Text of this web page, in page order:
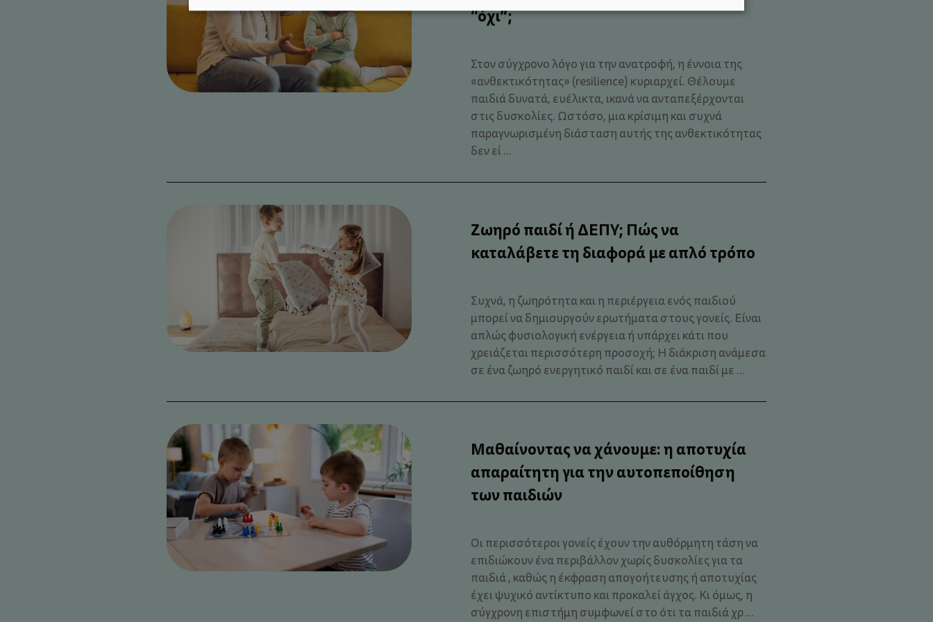
“όχι”;
Στον σύγχρονο λόγο για την ανατροφή, η έννοια της
«ανθεκτικότητας» (resilience) κυριαρχεί. Θέλουμε
παιδιά δυνατά, ευέλικτα, ικανά να ανταπεξέρχονται
στις δυσκολίες. Ωστόσο, μια κρίσιμη και συχνά
παραγνωρισμένη διάσταση αυτής της ανθεκτικότητας
δεν εί ...
Ζωηρό παιδί ή ΔΕΠΥ; Πώς να
καταλάβετε τη διαφορά με απλό τρόπο
Συχνά, η ζωηρότητα και η περιέργεια ενός παιδιού
μπορεί να δημιουργούν ερωτήματα στους γονείς. Είναι
απλώς φυσιολογική ενέργεια ή υπάρχει κάτι που
χρειάζεται περισσότερη προσοχή; Η διάκριση ανάμεσα
σε ένα ζωηρό ενεργητικό παιδί και σε ένα παιδί με ...
Μαθαίνοντας να χάνουμε: η αποτυχία
απαραίτητη για την αυτοπεποίθηση
των παιδιών
Οι περισσότεροι γονείς έχουν την αυθόρμητη τάση να
επιδιώκουν ένα περιβάλλον χωρίς δυσκολίες για τα
παιδιά , καθώς η έκφραση απογοήτευσης ή αποτυχίας
έχει ψυχικό αντίκτυπο και προκαλεί άγχος. Κι όμως, η
σύγχρονη επιστήμη συμφωνεί στο ότι τα παιδιά χρ ...